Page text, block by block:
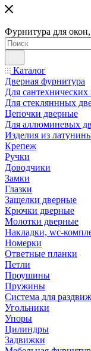
Фурнитура для
Каталог
Дверная фурнитура
Для сантехнических
Для стекляннных
Цепочки дверные
Для аллюминевых
Изделия из
Крепеж
Ручки
Доводчики
Замки
Глазки
Защелки дверные
Крючки дверные
Молотки дверные
Накладки, wc-
Номерки
Ответные планки
Петли
Проушины
Пружины
Система для
Угольники
Упоры
Цилиндры
Задвижки